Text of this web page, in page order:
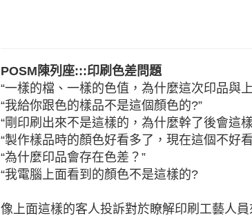
POSM陳列座:::印刷色差問題
“一樣的檔、一樣的色值，為什麼這次印品與
“我給你跟色的樣品不是這個顏色的?”
“剛印刷出來不是這樣的，為什麼幹了後會這
“製作樣品時的顏色好看多了，現在這個不好
“為什麼印品會存在色差？”
“我電腦上面看到的顏色不是這樣的?
像上面這樣的客人投訴對於瞭解印刷工藝人